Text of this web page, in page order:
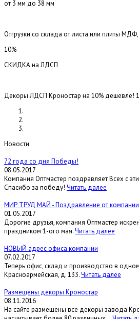
от 3 мм до 38 мм
Отгрузки со склада от листа или плиты
10%
СКИДКА на ЛДСП
Декоры ЛДСП Кроностар на 10% дешевле!
Новости
72 года со дня Победы!
08.05.2017
Компания Оптмастер поздравляет Всех с
Спасибо за победу! Читать далее
МИР ТРУД МАЙ - Поздравление от компании
01.05.2017
Дорогие друзья, компания Оптмастер
праздником 1-ого мая.Читать далее
НОВЫЙ адрес офиса компании
07.02.2017
Теперь офис, склад и производство в одном
Красноармейская, д. 133.Читать далее
Размещены декоры Кроностар
08.11.2016
На сайте размещены все декоры завода